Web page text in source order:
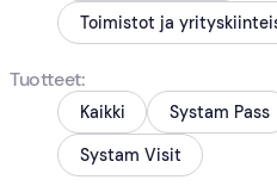
Toimistot ja
Tuotteet
Kaikki Systam Pass
Systam Visit